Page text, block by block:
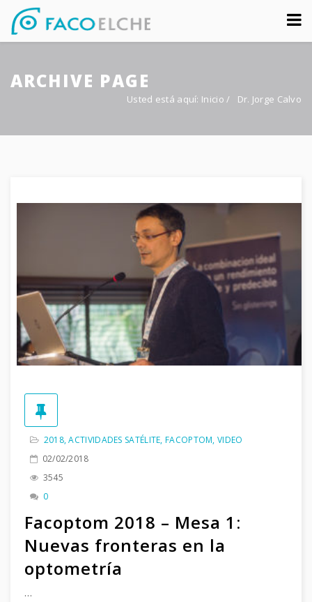
Sobre nosotros
Congreso
Contacto
ARCHIVE PAGE
Usted está aquí: Inicio / Dr. Jorge Calvo
2018,ACTIVIDADES SATÉLITE,FACOPTOM,VIDEO
02/02/2018
3545
0
Facoptom 2018 – Mesa 1:
Nuevas fronteras en la
optometría
…